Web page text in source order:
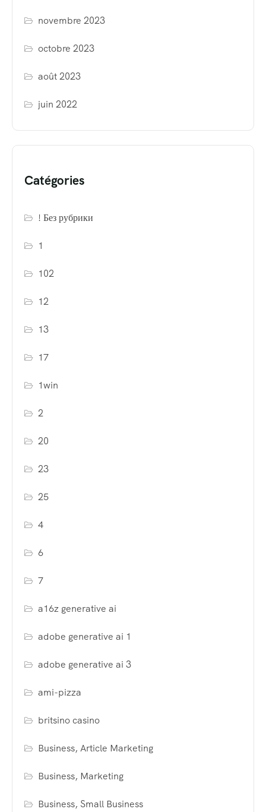
novembre 2023
octobre 2023
août 2023
juin 2022
Catégories
! Без рубрики
1
102
12
13
17
1win
2
20
23
25
4
6
7
a16z generative ai
adobe generative ai 1
adobe generative ai 3
ami-pizza
britsino casino
Business, Article Marketing
Business, Marketing
Business, Small Business